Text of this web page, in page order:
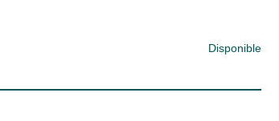
Disponible